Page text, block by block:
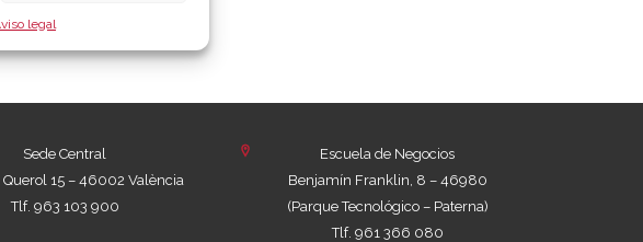
legal
Valencia
Sede Central
15 – 46002 València
Tlf. 963 103 900
Escuela de Negocios
Benjamín Franklin, 8 – 46980
(Parque Tecnológico – Paterna)
Tlf. 961 366 080